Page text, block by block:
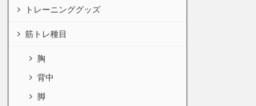
トレーニンググッズ
筋トレ種目
胸
背中
脚